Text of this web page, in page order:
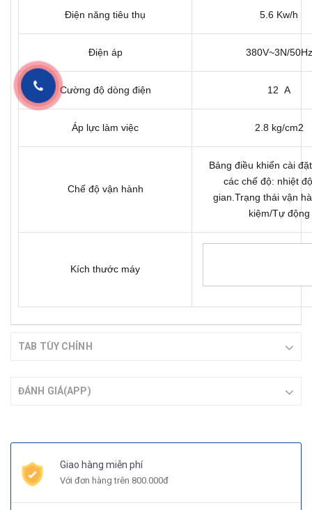
Điện năng tiêu thụ 5.6 Kw/h
Điện áp 380V~3N/50Hz
Cường độ dòng điện 12 A
Áp lực làm việc 2.8 kg/cm2
Chế độ vận hành
Bảng điều khiển cài
các chế độ: nhiệt
gian.Trạng thái vận
kiệm/Tự động
Kích thước máy
TAB TÙY CHỈNH
ĐÁNH GIÁ(APP)
Giao hàng miễn phí
Với đơn hàng trên 800.000đ